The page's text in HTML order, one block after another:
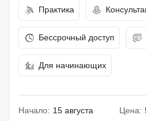
Практика
Бессрочный доступ
Для начинающих
Начало: 15 августа Цена: